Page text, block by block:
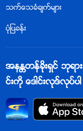
သက္ေသခံခ်က္မ်ား
ပုံျပခန္း
အနႏၲတန္ခိုးရွင္ ဘုရ
င္းကို ေဒါင္းလုဒ္လုပ္ပါ